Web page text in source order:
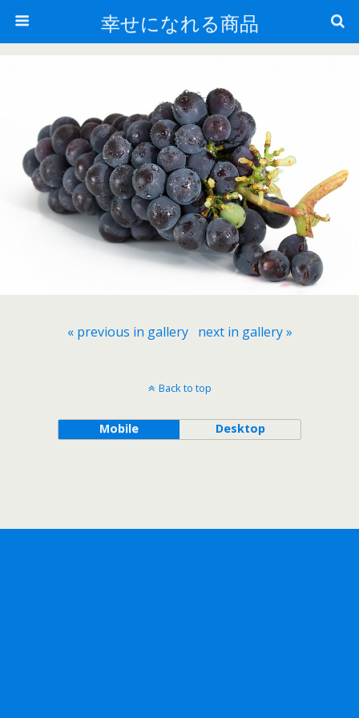
幸せになれる商品
« previous in gallery next in gallery »
Back to top
Mobile Desktop